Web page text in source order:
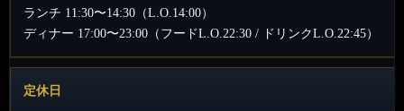
ランチ 11:30〜14:30（L.O.14:00）
ディナー 17:00〜23:00（フードL.O.22:30 / ドリンクL.O.22:45）
定休日